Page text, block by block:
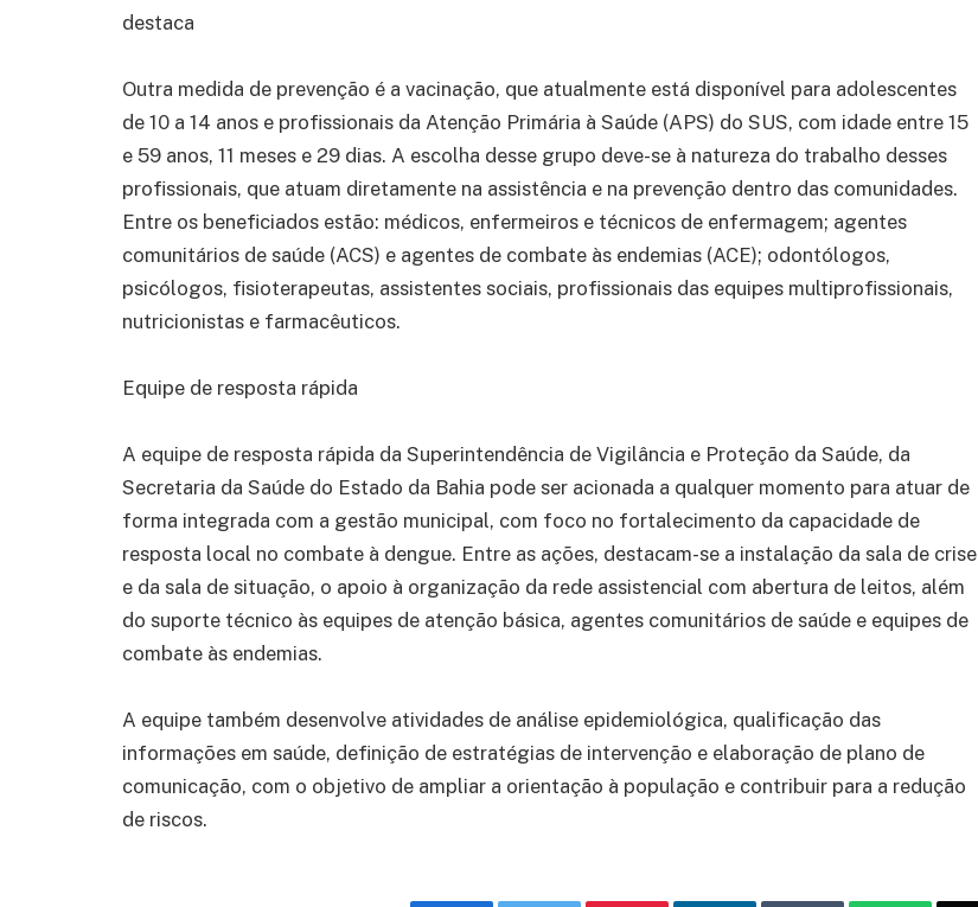
destaca
Outra medida de prevenção é a vacinação, que atualmente está disponível para adolescentes
de 10 a 14 anos e profissionais da Atenção Primária à Saúde (APS) do SUS, com idade entre 15
e 59 anos, 11 meses e 29 dias. A escolha desse grupo deve-se à natureza do trabalho desses
profissionais, que atuam diretamente na assistência e na prevenção dentro das comunidades.
Entre os beneficiados estão: médicos, enfermeiros e técnicos de enfermagem; agentes
comunitários de saúde (ACS) e agentes de combate às endemias (ACE); odontólogos,
psicólogos, fisioterapeutas, assistentes sociais, profissionais das equipes multiprofissionais,
nutricionistas e farmacêuticos.
Equipe de resposta rápida
A equipe de resposta rápida da Superintendência de Vigilância e Proteção da Saúde, da
Secretaria da Saúde do Estado da Bahia pode ser acionada a qualquer momento para atuar de
forma integrada com a gestão municipal, com foco no fortalecimento da capacidade de
resposta local no combate à dengue. Entre as ações, destacam-se a instalação da sala de crise
e da sala de situação, o apoio à organização da rede assistencial com abertura de leitos, além
do suporte técnico às equipes de atenção básica, agentes comunitários de saúde e equipes de
combate às endemias.
A equipe também desenvolve atividades de análise epidemiológica, qualificação das
informações em saúde, definição de estratégias de intervenção e elaboração de plano de
comunicação, com o objetivo de ampliar a orientação à população e contribuir para a redução
de riscos.